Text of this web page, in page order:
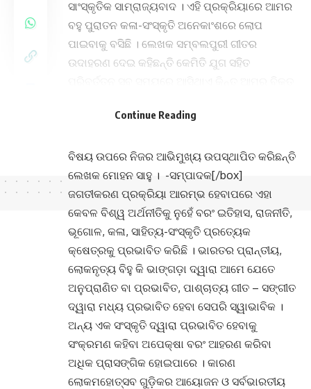
ସାଂସ୍କୃତିକ ସାମ୍ରାଜ୍ୟବାଦ । ଏହି ପ୍ରକ୍ରିୟାରେ ଆମର
ବହୁ ପୁରାତନ କଳା-ସଂସ୍କୃତି ଅନେକାଂଶରେ ଲୋପ
ପାଇବାକୁ ବସିଛି । ଲେଖକ ସମ୍ବଲପୁରୀ ଗୀତର
ଉଦାହରଣ ଦେଇ କହିଛନ୍ତି କେମିତି ଯୁଗ ସହିତ
ସଂସ୍କୃତିକୁ ଧ୍ୱଂସ ଆଡ଼କୁ ଟାଣି ନେଉଛି ଯାହାର ସୁରକ୍ଷା
ବିଷୟ ଉପରେ ନିଜର ଆଭିମୁଖ୍ୟ ଉପସ୍ଥାପିତ କରିଛନ୍ତି
ଲେଖକ ମୋହନ ସାହୁ । -ସମ୍ପାଦକ[/box]
ଜଗତୀକରଣ ପ୍ରକ୍ରିୟା ଆରମ୍ଭ ହେବାପରେ ଏହା
କେବଳ ବିଶ୍ୱ ଅର୍ଥନୀତିକୁ ନୁହେଁ ବରଂ ଇତିହାସ, ରାଜନୀତି,
ଭୂଗୋଳ, କଳା, ସାହିତ୍ୟ-ସଂସ୍କୃତି ପ୍ରତ୍ୟେକ
କ୍ଷେତ୍ରକୁ ପ୍ରଭାବିତ କରିଛି । ଭାରତର ପ୍ରାନ୍ତୀୟ,
ଲୋକନୃତ୍ୟ ବିହୁ କି ଭାଙ୍ଗଡ଼ା ଦ୍ୱାରା ଆମେ ଯେତେ
ଅନୁପ୍ରାଣିତ ବା ପ୍ରଭାବିତ, ପାଶ୍ଚାତ୍ୟ ଗୀତ – ସଙ୍ଗୀତ
ଦ୍ୱାରା ମଧ୍ୟ ପ୍ରଭାବିତ ହେବା ସେପରି ସ୍ୱାଭାବିକ ।
ଅନ୍ୟ ଏକ ସଂସ୍କୃତି ଦ୍ୱାରା ପ୍ରଭାବିତ ହେବାକୁ
ସଂକ୍ରମଣ କହିବା ଅପେକ୍ଷା ବରଂ ଆହରଣ କରିବା
ଅଧିକ ପ୍ରାସଙ୍ଗିକ ହୋଇପାରେ । କାରଣ
ଲୋକମହୋତ୍ସବ ଗୁଡ଼ିକର ଆୟୋଜନ ଓ ସର୍ବଭାରତୀୟ
Continue Reading